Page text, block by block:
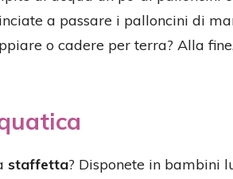
a passare i palloncini di
o cadere per terra? Alla
staffetta? Disponete in bambini